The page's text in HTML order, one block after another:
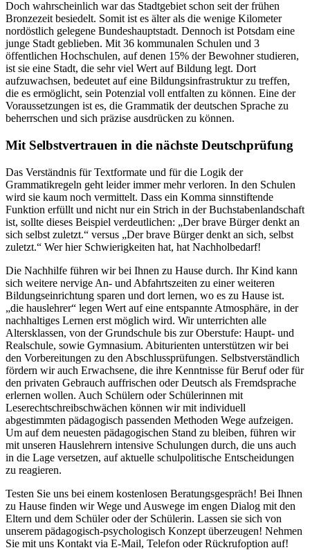
Doch wahrscheinlich war das Stadtgebiet schon seit der frühen
Bronzezeit besiedelt. Somit ist es älter als die wenige Kilometer
nordöstlich gelegene Bundeshauptstadt. Dennoch ist Potsdam eine
junge Stadt geblieben. Mit 36 kommunalen Schulen und 3
öffentlichen Hochschulen, auf denen 15% der Bewohner studieren,
ist sie eine Stadt, die sehr viel Wert auf Bildung legt. Dort
aufzuwachsen, bedeutet auf eine Bildungsinfrastruktur zu treffen,
die es ermöglicht, sein Potenzial voll entfalten zu können. Eine der
Voraussetzungen ist es, die Grammatik der deutschen Sprache zu
beherrschen und sich präzise ausdrücken zu können.
Mit Selbstvertrauen in die nächste Deutschprüfung
Das Verständnis für Textformate und für die Logik der
Grammatikregeln geht leider immer mehr verloren. In den Schulen
wird sie kaum noch vermittelt. Dass ein Komma sinnstiftende
Funktion erfüllt und nicht nur ein Strich in der Buchstabenlandschaft
ist, sollte dieses Beispiel verdeutlichen: „Der brave Bürger denkt an
sich selbst zuletzt.“ versus „Der brave Bürger denkt an sich, selbst
zuletzt.“ Wer hier Schwierigkeiten hat, hat Nachholbedarf!
Die Nachhilfe führen wir bei Ihnen zu Hause durch. Ihr Kind kann
sich weitere nervige An- und Abfahrtszeiten zu einer weiteren
Bildungseinrichtung sparen und dort lernen, wo es zu Hause ist.
„die hauslehrer“ legen Wert auf eine entspannte Atmosphäre, in der
nachhaltiges Lernen erst möglich wird. Wir unterrichten alle
Altersklassen, von der Grundschule bis zur Oberstufe: Haupt- und
Realschule, sowie Gymnasium. Abiturienten unterstützen wir bei
den Vorbereitungen zu den Abschlussprüfungen. Selbstverständlich
fördern wir auch Erwachsene, die ihre Kenntnisse für Beruf oder für
den privaten Gebrauch auffrischen oder Deutsch als Fremdsprache
erlernen wollen. Auch Schülern oder Schülerinnen mit
Leserechtschreibschwächen können wir mit individuell
abgestimmten pädagogisch passenden Methoden Wege aufzeigen.
Um auf dem neuesten pädagogischen Stand zu bleiben, führen wir
mit unseren Hauslehrern intensive Schulungen durch, die uns auch
in die Lage versetzen, auf aktuelle schulpolitische Entscheidungen
zu reagieren.
Testen Sie uns bei einem kostenlosen Beratungsgespräch! Bei Ihnen
zu Hause finden wir Wege und Auswege im engen Dialog mit den
Eltern und dem Schüler oder der Schülerin. Lassen sie sich von
unserem pädagogisch-psychologisch Konzept überzeugen! Nehmen
Sie mit uns Kontakt via E-Mail, Telefon oder Rückrufoption auf!